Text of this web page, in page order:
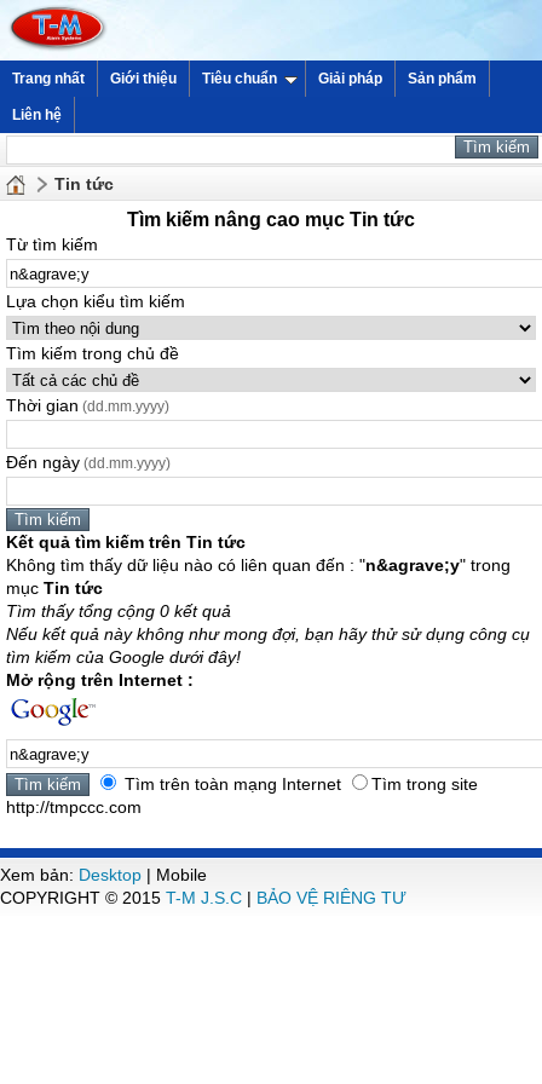
Trang nhất Giới thiệu Tiêu chuẩn Giải pháp Sản phẩm
Liên hệ
Tin tức
Tìm kiếm nâng cao mục Tin tức
Từ tìm kiếm
Lựa chọn kiểu tìm kiếm
Tìm kiếm trong chủ đề
Thời gian (dd.mm.yyyy)
Đến ngày (dd.mm.yyyy)
Kết quả tìm kiếm trên Tin tức
Không tìm thấy dữ liệu nào có liên quan đến : "n&agrave;y" trong
mục Tin tức
Tìm thấy tổng cộng 0 kết quả
Nếu kết quả này không như mong đợi, bạn hãy thử sử dụng công cụ
tìm kiếm của Google dưới đây!
Mở rộng trên Internet :
Tìm trên toàn mạng Internet
Tìm trong site
http://tmpccc.com
Xem bản: Desktop | Mobile
COPYRIGHT © 2015 T-M J.S.C | BẢO VỆ RIÊNG TƯ